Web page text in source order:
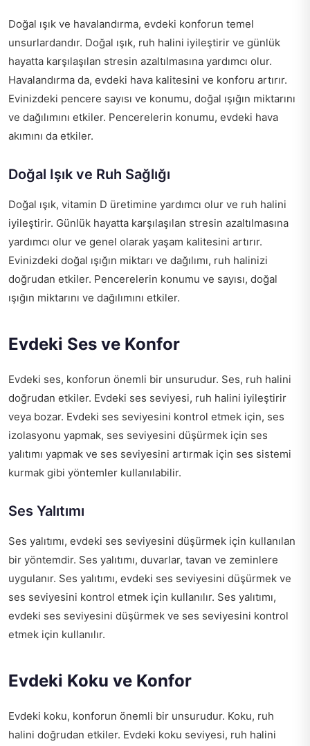
Doğal ışık ve havalandırma, evdeki konforun temel
unsurlardandır. Doğal ışık, ruh halini iyileştirir ve günlük
hayatta karşılaşılan stresin azaltılmasına yardımcı olur.
Havalandırma da, evdeki hava kalitesini ve konforu artırır.
Evinizdeki pencere sayısı ve konumu, doğal ışığın miktarını
ve dağılımını etkiler. Pencerelerin konumu, evdeki hava
akımını da etkiler.
Doğal Işık ve Ruh Sağlığı
Doğal ışık, vitamin D üretimine yardımcı olur ve ruh halini
iyileştirir. Günlük hayatta karşılaşılan stresin azaltılmasına
yardımcı olur ve genel olarak yaşam kalitesini artırır.
Evinizdeki doğal ışığın miktarı ve dağılımı, ruh halinizi
doğrudan etkiler. Pencerelerin konumu ve sayısı, doğal
ışığın miktarını ve dağılımını etkiler.
Evdeki Ses ve Konfor
Evdeki ses, konforun önemli bir unsurudur. Ses, ruh halini
doğrudan etkiler. Evdeki ses seviyesi, ruh halini iyileştirir
veya bozar. Evdeki ses seviyesini kontrol etmek için, ses
izolasyonu yapmak, ses seviyesini düşürmek için ses
yalıtımı yapmak ve ses seviyesini artırmak için ses sistemi
kurmak gibi yöntemler kullanılabilir.
Ses Yalıtımı
Ses yalıtımı, evdeki ses seviyesini düşürmek için kullanılan
bir yöntemdir. Ses yalıtımı, duvarlar, tavan ve zeminlere
uygulanır. Ses yalıtımı, evdeki ses seviyesini düşürmek ve
ses seviyesini kontrol etmek için kullanılır. Ses yalıtımı,
evdeki ses seviyesini düşürmek ve ses seviyesini kontrol
etmek için kullanılır.
Evdeki Koku ve Konfor
Evdeki koku, konforun önemli bir unsurudur. Koku, ruh
halini doğrudan etkiler. Evdeki koku seviyesi, ruh halini